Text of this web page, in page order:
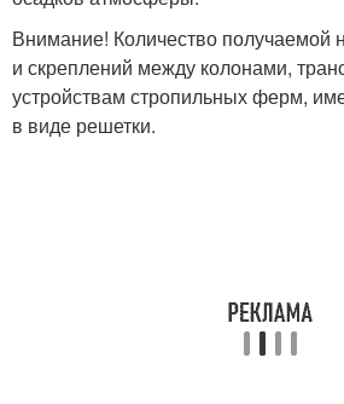
Внимание! Количество получаемой
и скреплений между колонами,
устройствам стропильных ферм,
в виде решетки.